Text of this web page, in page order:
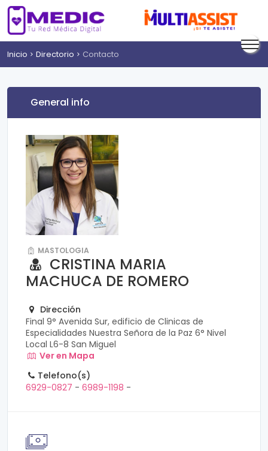
Inicio Directorio Contacto
General info
MASTOLOGIA
CRISTINA MARIA
MACHUCA DE ROMERO
Dirección
Final 9° Avenida Sur, edificio de Clinicas de
Especialidades Nuestra Señora de la Paz 6° Nivel
Local L6-8 San Miguel
Ver en Mapa
Telefono(s)
6929-0827 - 6989-1198 -